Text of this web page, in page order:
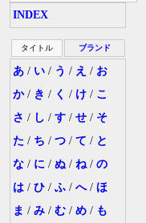
INDEX
タイトル ブランド
あ / い / う / え / お
か/ き / く / け / こ
さ / し / す / せ / そ
た / ち / つ / て / と
な / に / ぬ / ね / の
は / ひ / ふ / へ/ ほ
ま / み / む / め / も